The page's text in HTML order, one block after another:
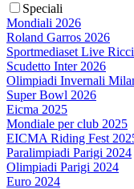
Speciali
Mondiali 2026
Roland Garros 2026
Sportmediaset Live
Scudetto Inter 2026
Olimpiadi Invernali
Super Bowl 2026
Eicma 2025
Mondiale per club 2025
EICMA Riding Fest
Paralimpiadi Parigi 2024
Olimpiadi Parigi 2024
Euro 2024